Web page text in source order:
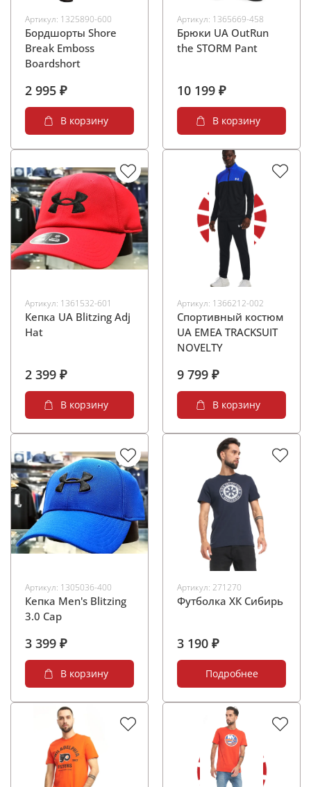
Артикул: 1325890-600
Бордшорты Shore
Break Emboss
Boardshort
2 995 ₽
В корзину
Артикул: 1365669-458
Брюки UA OutRun
the STORM Pant
10 199 ₽
В корзину
Артикул: 1361532-601
Кепка UA Blitzing Adj
Hat
2 399 ₽
В корзину
Артикул: 1366212-002
Спортивный костюм
UA EMEA TRACKSUIT
NOVELTY
9 799 ₽
В корзину
Артикул: 1305036-400
Кепка Men's Blitzing
3.0 Cap
3 399 ₽
В корзину
Артикул: 271270
Футболка ХК Сибирь
3 190 ₽
Подробнее